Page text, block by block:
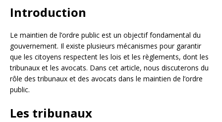
Introduction
Le maintien de l’ordre public est un objectif fondamental du
gouvernement. Il existe plusieurs mécanismes pour garantir
que les citoyens respectent les lois et les règlements, dont les
tribunaux et les avocats. Dans cet article, nous discuterons du
rôle des tribunaux et des avocats dans le maintien de l’ordre
public.
Les tribunaux